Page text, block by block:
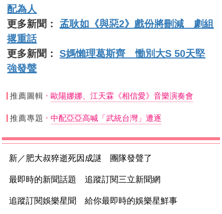
配為人
更多新聞： 孟耿如《與惡2》戲份將刪減 劇組
撂重話
更多新聞：S媽懶理葛斯齊 慟別大S 50天堅
強發聲
推薦圖輯 歐陽娜娜、江天霖《相信愛》音樂演奏會
推薦專題 中配亞亞高喊「武統台灣」遭逐
新／肥大叔猝逝死因成謎 團隊發聲了
最即時的新聞話題 追蹤訂閱三立新聞網
追蹤訂閱娛樂星聞 給你最即時的娛樂星鮮事